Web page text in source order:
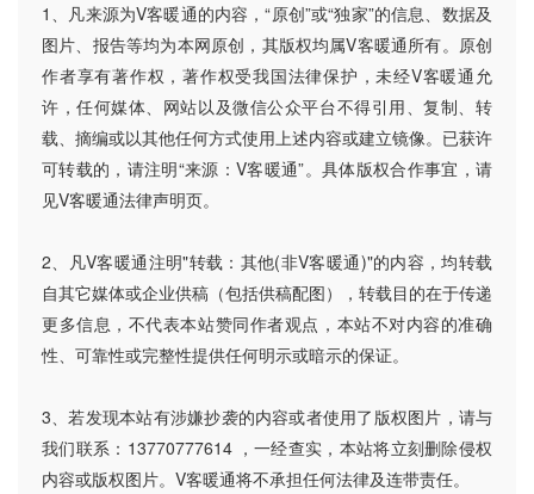
1、凡来源为V客暖通的内容，“原创”或“独家”的信息、数据及
图片、报告等均为本网原创，其版权均属V客暖通所有。原创
作者享有著作权，著作权受我国法律保护，未经V客暖通允
许，任何媒体、网站以及微信公众平台不得引用、复制、转
载、摘编或以其他任何方式使用上述内容或建立镜像。已获许
可转载的，请注明“来源：V客暖通”。具体版权合作事宜，请
见V客暖通法律声明页。
2、凡V客暖通注明"转载：其他(非V客暖通)"的内容，均转载
自其它媒体或企业供稿（包括供稿配图），转载目的在于传递
更多信息，不代表本站赞同作者观点，本站不对内容的准确
性、可靠性或完整性提供任何明示或暗示的保证。
3、若发现本站有涉嫌抄袭的内容或者使用了版权图片，请与
我们联系：13770777614 ，一经查实，本站将立刻删除侵权
内容或版权图片。V客暖通将不承担任何法律及连带责任。